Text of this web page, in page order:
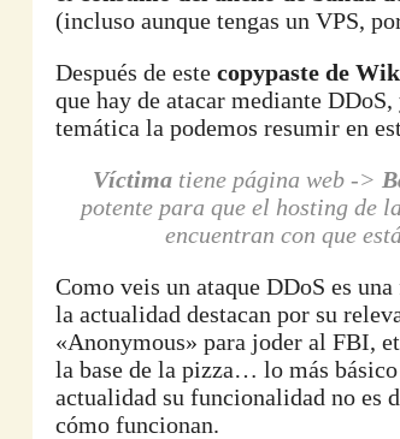
(incluso aunque tengas un VPS,
Después de este copypaste de
que hay de atacar mediante
temática la podemos resumir en
Víctimatiene página web ->
potente para que el hosting de
encuentran con que
Como veis un ataque DDoS es
la actualidad destacan por su
«Anonymous» para joder al FBI,
la base de la pizza… lo más
actualidad su funcionalidad no es
cómo funcionan.